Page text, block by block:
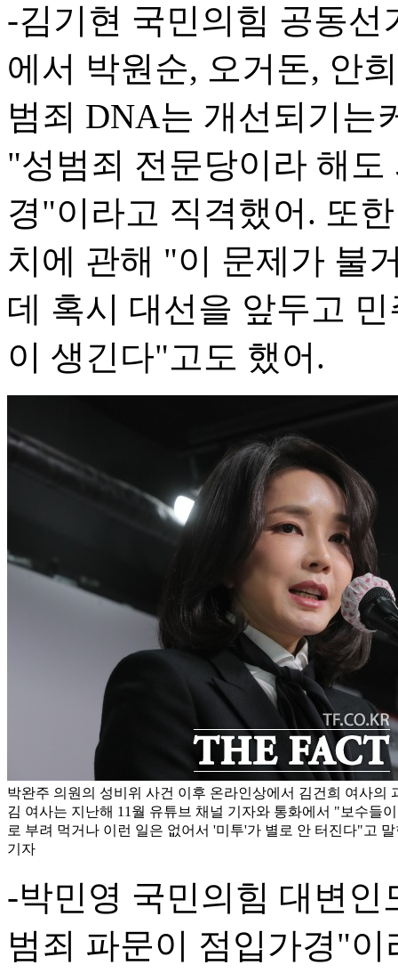
-김기현 국민의힘 공동
에서 박원순, 오거돈, 안
범죄 DNA는 개선되기는
"성범죄 전문당이라 해
경"이라고 직격했어. 또
치에 관해 "이 문제가 불
데 혹시 대선을 앞두고
이 생긴다"고도 했어.
박완주 의원의 성비위 사건 이후 온라인상에서 김건희 여사의
김 여사는 지난해 11월 유튜브 채널 기자와 통화에서 "보수들
로 부려 먹거나 이런 일은 없어서 '미투'가 별로 안 터진다"고
기자
-박민영 국민의힘 대변
범죄 파문이 점입가경"